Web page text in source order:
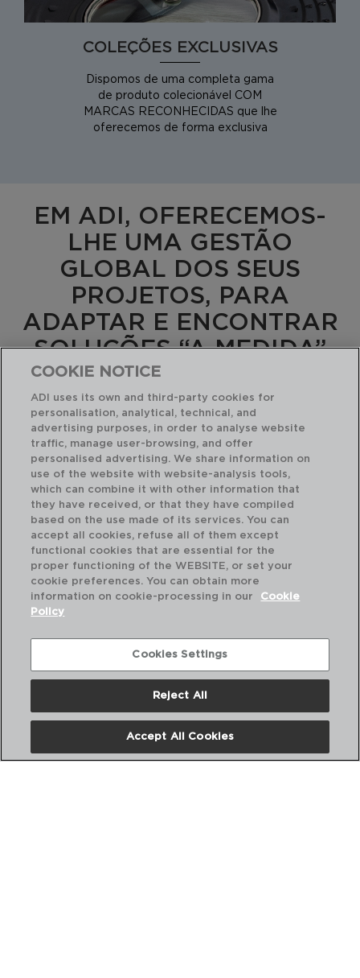
COLEÇÕES EXCLUSIVAS
Dispomos de uma completa gama
de produto colecionável COM
MARCAS RECONHECIDAS que lhe
oferecemos de forma exclusiva
EM ADI, OFERECEMOS-
LHE UMA GESTÃO
GLOBAL DOS SEUS
PROJETOS, PARA
ADAPTAR E ENCONTRAR
SOLUÇÕES “A MEDIDA”
DAS SUAS
NECESSIDADES
DESCUBRA MAIS
COOKIE NOTICE
ADI uses its own and third-party cookies for
personalisation, analytical, technical, and
advertising purposes, in order to analyse website
traffic, manage user-browsing, and offer
personalised advertising. We share information on
use of the website with website-analysis tools,
which can combine it with other information that
they have received, or that they have compiled
based on the use made of its services. You can
accept all cookies, refuse all of them except
functional cookies that are essential for the
proper functioning of the WEBSITE, or set your
cookie preferences. You can obtain more
information on cookie-processing in our
Cookie
Policy
Cookies Settings
Reject All
Accept All Cookies